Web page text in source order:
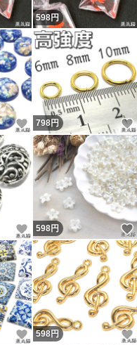
598円
いいね！
798円
いいね！
598円
いいね！
598円